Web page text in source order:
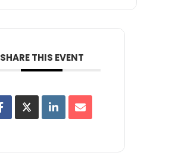
SHARE THIS EVENT